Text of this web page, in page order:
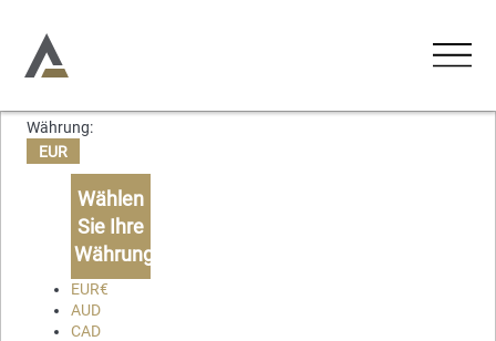
Währung:
EUR
Wählen
Sie Ihre
Währung
EUR€
AUD
CAD